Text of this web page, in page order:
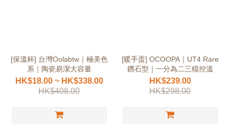
[保溫杯] 台灣Oolabtw｜極美色
系｜陶瓷易潔大容量
HK$18.00 ~ HK$338.00
HK$408.00
[暖手蛋] OCOOPA｜UT4 Rare
鑽石型｜一分為二三檔控溫
HK$239.00
HK$298.00